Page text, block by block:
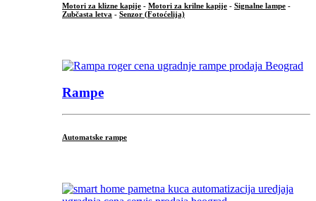
Motori za klizne kapije - Motori za krilne kapije - Signalne lampe -
Zubčasta letva - Senzor (Fotoćelija)
Rampe
Automatske rampe